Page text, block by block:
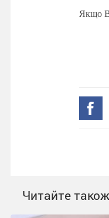
Якщо
Читайте також